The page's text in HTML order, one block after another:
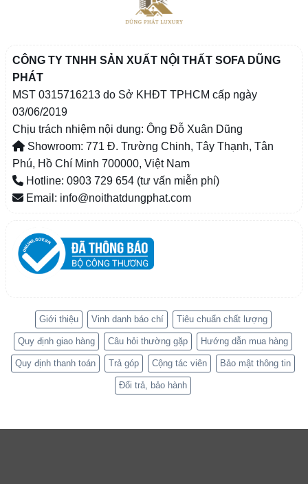
CÔNG TY TNHH SẢN XUẤT NỘI THẤT SOFA DŨNG
PHÁT
MST 0315716213 do Sở KHĐT TPHCM cấp ngày
03/06/2019
Chịu trách nhiệm nội dung: Ông Đỗ Xuân Dũng
Showroom: 771 Đ. Trường Chinh, Tây Thạnh, Tân
Phú, Hồ Chí Minh 700000, Việt Nam
Hotline: 0903 729 654 (tư vấn miễn phí)
Email: info@noithatdungphat.com
Giới thiệu Vinh danh báo chí Tiêu chuẩn chất lượng
Quy định giao hàng Câu hỏi thường gặp Hướng dẫn mua hàng
Quy định thanh toán Trả góp Cộng tác viên Bảo mật thông tin
Đổi trả, bảo hành